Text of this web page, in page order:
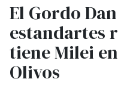
El Gordo
estandartes
tiene Milei
Olivos